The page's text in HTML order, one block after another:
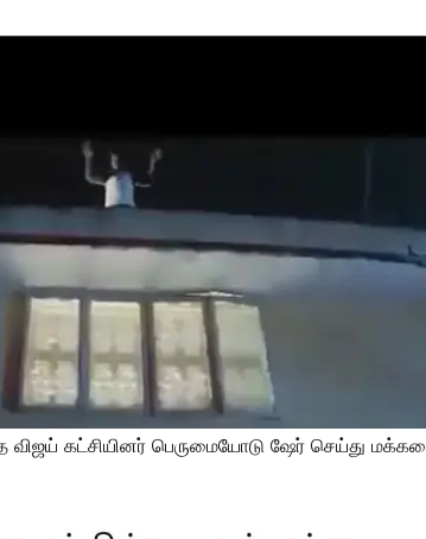
கட்சியினர் பெருமையோடு ஷேர் செய்து